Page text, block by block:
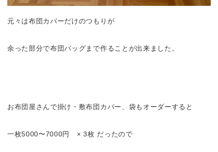
元々は布団カバーだけのつもりが
余った部分で布団バッグまで作ることが出来ました。
お布団屋さんで掛け・敷布団カバー、袋もオーダーすると
一枚5000〜7000円 × 3枚 だったので